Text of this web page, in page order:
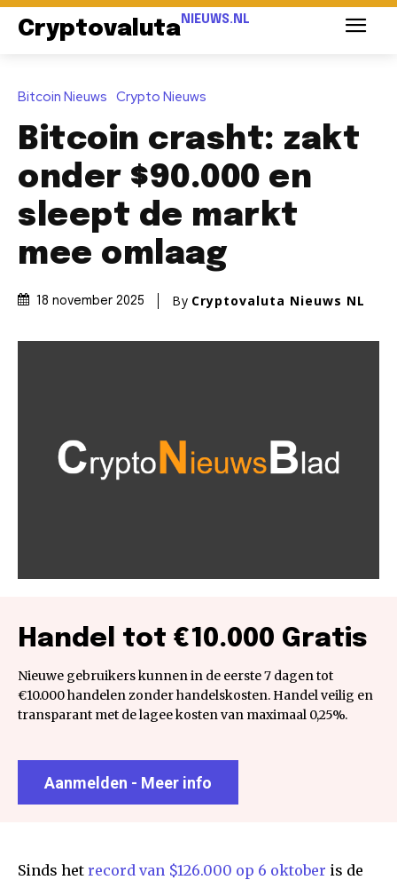
Cryptovaluta NIEUWS.NL
Bitcoin Nieuws Crypto Nieuws
Bitcoin crasht: zakt
onder $90.000 en
sleept de markt
mee omlaag
18 november 2025 By Cryptovaluta Nieuws NL
Handel tot €10.000 Gratis
Nieuwe gebruikers kunnen in de eerste 7 dagen tot
€10.000 handelen zonder handelskosten. Handel veilig en
transparant met de lagee kosten van maximaal 0,25%.
Aanmelden - Meer info
Sinds het record van $126.000 op 6 oktober is de